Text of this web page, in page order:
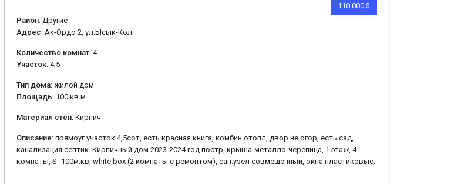
110 000 $
Район: Другие
Адрес: Ак-Ордо 2, ул.Ысык-Кол
Количество комнат: 4
Участок: 4,5
Тип дома: жилой дом
Площадь: 100 кв.м.
Материал стен: Кирпич
Описание: прямоуг.участок 4,5сот, есть красная книга, комбин.отопл, двор не огор, есть сад,
канализация септик. Кирпичный дом 2023-2024 год постр, крыша-металло-черепица, 1 этаж, 4
комнаты, S=100м.кв, white box (2 комнаты с ремонтом), сан.узел совмещенный, окна пластиковые.